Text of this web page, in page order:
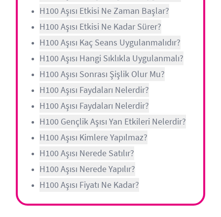
H100 Aşısı Etkisi Ne Zaman Başlar?
H100 Aşısı Etkisi Ne Kadar Sürer?
H100 Aşısı Kaç Seans Uygulanmalıdır?
H100 Aşısı Hangi Sıklıkla Uygulanmalı?
H100 Aşısı Sonrası Şişlik Olur Mu?
H100 Aşısı Faydaları Nelerdir?
H100 Aşısı Faydaları Nelerdir?
H100 Gençlik Aşısı Yan Etkileri Nelerdir?
H100 Aşısı Kimlere Yapılmaz?
H100 Aşısı Nerede Satılır?
H100 Aşısı Nerede Yapılır?
H100 Aşısı Fiyatı Ne Kadar?